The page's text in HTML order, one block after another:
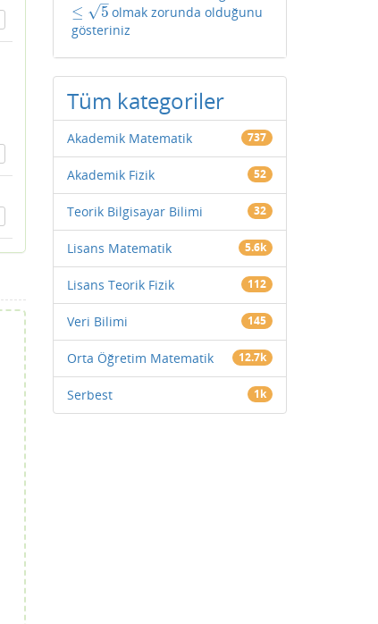
≤ 5
√
≤5
olmak zorunda olduğunu
gösteriniz
Tüm kategoriler
Akademik Matematik 737
Akademik Fizik 52
Teorik Bilgisayar Bilimi 32
Lisans Matematik 5.6k
Lisans Teorik Fizik 112
Veri Bilimi 145
Orta Öğretim Matematik 12.7k
Serbest 1k